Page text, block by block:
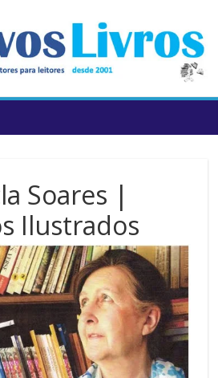
Soares |
Ilustrados